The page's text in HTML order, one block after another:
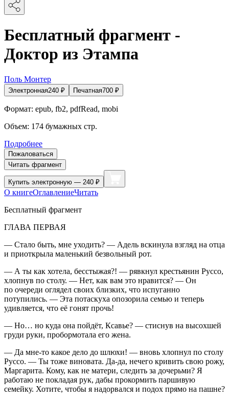
Бесплатный фрагмент -
Доктор из Этампа
Поль Монтер
Электронная240 ₽ Печатная700 ₽
Формат: epub, fb2, pdfRead, mobi
Объем: 174 бумажных стр.
Подробнее
Пожаловаться
Читать фрагмент
Купить электронную — 240 ₽
О книгеОглавлениеЧитать
Бесплатный фрагмент
ГЛАВА ПЕРВАЯ
— Стало быть, мне уходить? — Адель вскинула взгляд на отца
и приоткрыла маленький безвольный рот.
— А ты как хотела, бесстыжая?! — рявкнул крестьянин Руссо,
хлопнув по столу. — Нет, как вам это нравится? — Он
по очереди оглядел своих близких, что испуганно
потупились. — Эта потаскуха опозорила семью и теперь
удивляется, что её гонят прочь!
— Но… но куда она пойдёт, Ксавье? — стиснув на высохшей
груди руки, пробормотала его жена.
— Да мне-то какое дело до шлюхи! — вновь хлопнул по столу
Руссо. — Ты тоже виновата. Да-да, нечего кривить свою рожу,
Маргарита. Кому, как не матери, следить за дочерьми? Я
работаю не покладая рук, дабы прокормить паршивую
семейку. Хотите, чтобы я надорвался и подох прямо на пашне?